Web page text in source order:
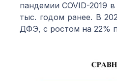
пандемии COVID-2019
тыс. годом ранее. В
ДФЭ, с ростом на 22%